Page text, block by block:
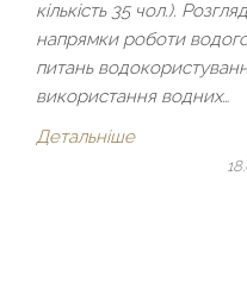
кількість 35 чол.).
напрямки роботи
питань
використання водних…
Детальніше